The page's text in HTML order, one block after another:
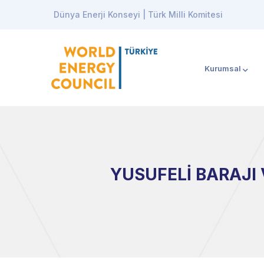
Dünya Enerji Konseyi | Türk Milli Komitesi
Kurumsal
YUSUFELİ BARAJI